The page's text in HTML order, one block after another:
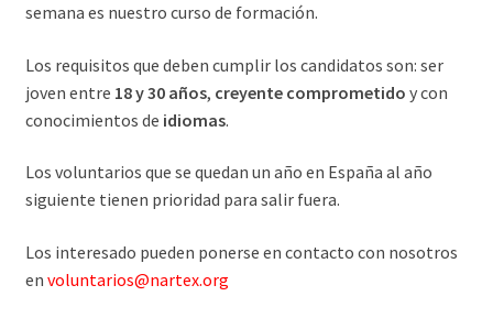
semana es nuestro curso de formación.
Los requisitos que deben cumplir los candidatos son: ser
joven entre 18 y 30 años, creyente comprometido y con
conocimientos de idiomas.
Los voluntarios que se quedan un año en España al año
siguiente tienen prioridad para salir fuera.
Los interesado pueden ponerse en contacto con nosotros
en voluntarios@nartex.org